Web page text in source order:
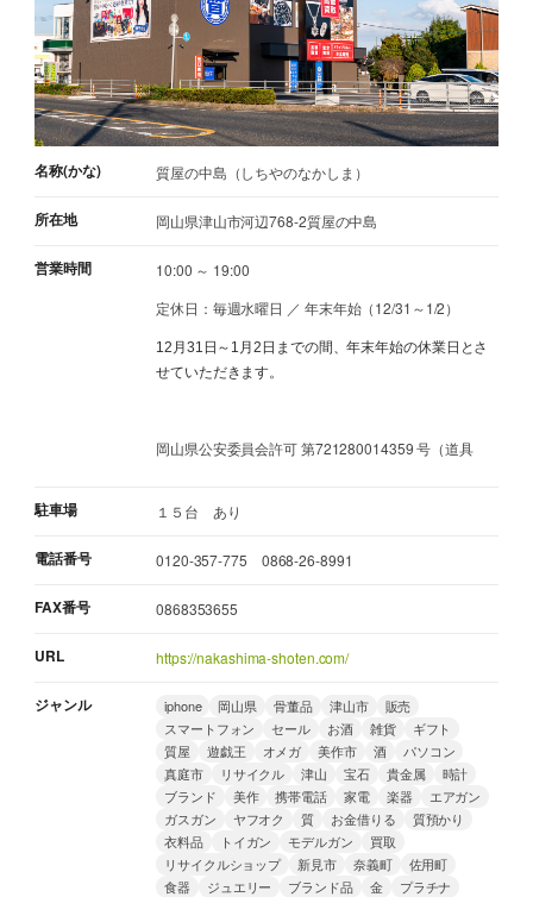
名称(かな) 質屋の中島（しちやのなかしま）
所在地 岡山県津山市河辺768-2質屋の中島
営業時間
10:00 ～ 19:00
定休日：毎週水曜日 ／ 年末年始（12/31～1/2）
12月31日～1月2日までの間、年末年始の休業日とさ
せていただきます。
岡山県公安委員会許可 第721280014359 号（道具
駐車場 １５台 あり
電話番号 0120-357-775 0868-26-8991
FAX番号 0868353655
URL https://nakashima-shoten.com/
ジャンル iphone 岡山県 骨董品 津山市
販売
スマートフォン
セール お酒 雑貨
ギフト
質屋
遊戯王 オメガ 美作市 酒
パソコン
真庭市
リサイクル 津山 宝石 貴金属
時計
ブランド
美作 携帯電話 家電 楽器
エアガン
ガスガン
ヤフオク 質 お金借りる
質預かり
衣料品
トイガン モデルガン
買取
リサイクルショップ
新見市 奈義町
佐用町
食器
ジュエリー ブランド品 金
プラチナ